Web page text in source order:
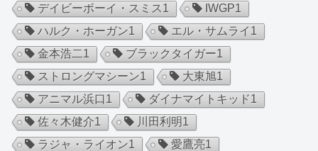
デイビーボーイ・スミス1 IWGP1
ハルク・ホーガン1 エル・サムライ 1
金本浩二1 ブラックタイガー1
ストロングマシーン1 大東旭1
アニマル浜口 1 ダイナマイトキッド1
佐々木健介1 川田利明1
ラジャ・ライオン1 愛鷹亮1